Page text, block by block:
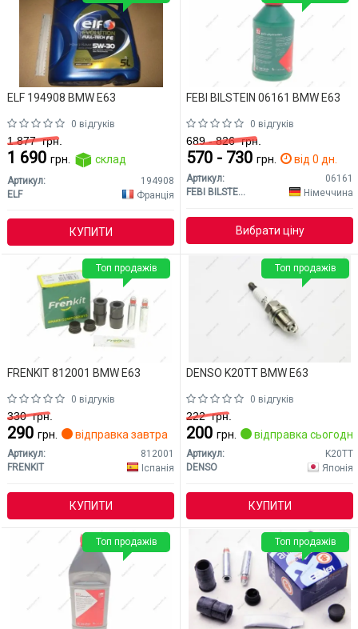
ELF 194908 BMW E63
0 відгуків
1 877грн.
1 690 грн. склад
Артикул:
194908
ELF
Франція
КУПИТИ
FEBI BILSTEIN 06161 BMW E63
0 відгуків
689 - 826грн.
570 - 730 грн. від 0 дн.
Артикул:
06161
FEBI BILSTEIN
Німеччина
Вибрати ціну
FRENKIT 812001 BMW E63
0 відгуків
330грн.
290 грн. відправка завтра
Артикул:
812001
FRENKIT
Іспанія
КУПИТИ
Топ продажів
DENSO K20TT BMW E63
0 відгуків
222грн.
200 грн. відправка сьогодні
Артикул:
K20TT
DENSO
Японія
КУПИТИ
Топ продажів
Топ продажів Топ продажів